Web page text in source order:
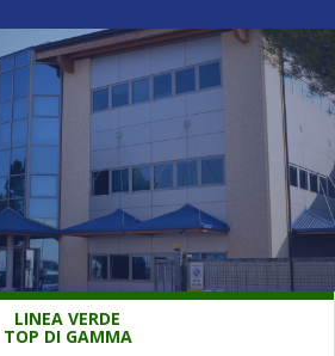
LINEA VERDE
TOP DI GAMMA